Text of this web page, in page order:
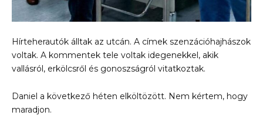
Hírteherautók álltak az utcán. A címek szenzációhajhászok
voltak. A kommentek tele voltak idegenekkel, akik
vallásról, erkölcsről és gonoszságról vitatkoztak.
Daniel a következő héten elköltözött. Nem kértem, hogy
maradjon.